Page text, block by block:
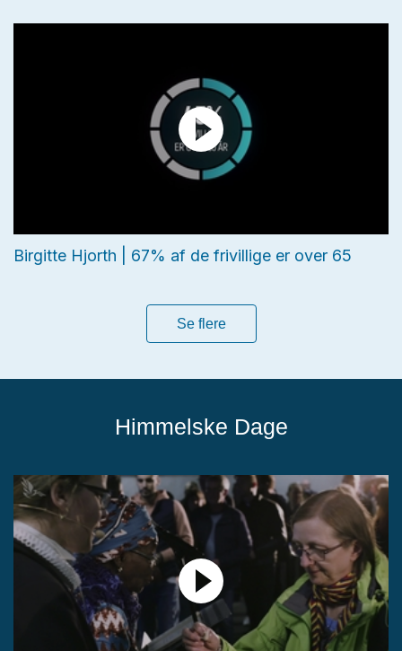
Birgitte Hjorth | 67% af de frivillige er over 65
Se flere
Himmelske Dage